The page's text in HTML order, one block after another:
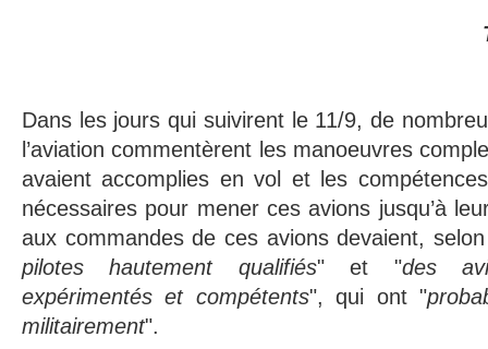
Dans les jours qui suivirent le 11/9, de
l’aviation commentèrent les manoeuvres
avaient accomplies en vol et les
nécessaires pour mener ces avions jusqu’à
aux commandes de ces avions devaient,
pilotes hautement qualifiés" et "des
expérimentés et compétents", qui ont "
militairement".